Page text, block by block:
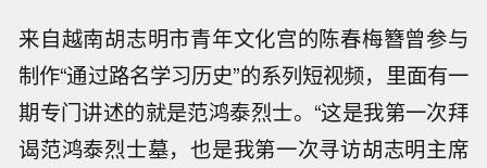
来自越南胡志明市青年文化宫的陈春梅簪曾参与
制作“通过路名学习历史”的系列短视频，里面有一
期专门讲述的就是范鸿泰烈士。“这是我第一次拜
谒范鸿泰烈士墓，也是我第一次寻访胡志明主席